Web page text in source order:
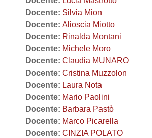
Docente: Silvia Mion
Docente: Alioscia Miotto
Docente: Rinalda Montani
Docente: Michele Moro
Docente: Claudia MUNARO
Docente: Cristina Muzzolon
Docente: Laura Nota
Docente: Mario Paolini
Docente: Barbara Pastò
Docente: Marco Picarella
Docente: CINZIA POLATO